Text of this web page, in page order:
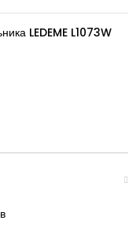
LEDEME L1073W